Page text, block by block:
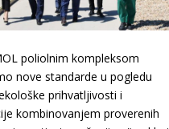
poliolnim kompleksom
nove standarde u pogledu
prihvatljivosti i
kombinovanjem proverenih